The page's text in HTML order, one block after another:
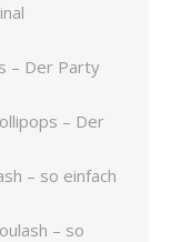
– Der Party
– Der
– so einfach
– so